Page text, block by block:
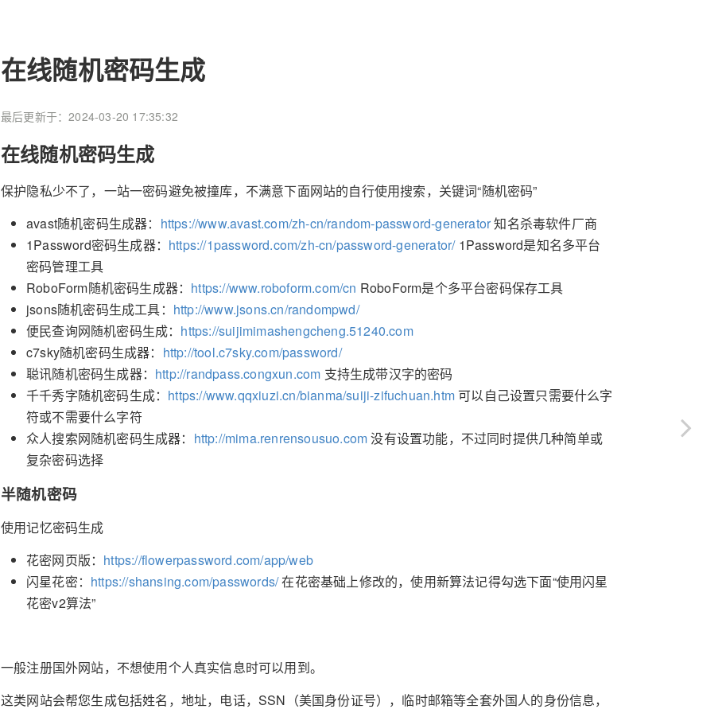
在线随机密码生成
最后更新于：2024-03-20 17:35:32
在线随机密码生成
保护隐私少不了，一站一密码避免被撞库，不满意下面网站的自行使用搜索，关键词“随机密码”
avast随机密码生成器： https://www.avast.com/zh-cn/random-password-generator知名杀毒软件厂商
1Password密码生成器： https://1password.com/zh-cn/password-generator/1Password是知名多平台
密码管理工具
RoboForm随机密码生成器： https://www.roboform.com/cn RoboForm是个多平台密码保存工具
jsons随机密码生成工具： http://www.jsons.cn/randompwd/
便民查询网随机密码生成： https://suijimimashengcheng.51240.com
c7sky随机密码生成器： http://tool.c7sky.com/password/
聪讯随机密码生成器： http://randpass.congxun.com 支持生成带汉字的密码
千千秀字随机密码生成： https://www.qqxiuzi.cn/bianma/suiji-zifuchuan.htm 可以自己设置只需要什么字
符或不需要什么字符
众人搜索网随机密码生成器： http://mima.renrensousuo.com没有设置功能，不过同时提供几种简单或
复杂密码选择
半随机密码
使用记忆密码生成
花密网页版： https://flowerpassword.com/app/web
闪星花密： https://shansing.com/passwords/在花密基础上修改的，使用新算法记得勾选下面“使用闪星
花密v2算法”
一般注册国外网站，不想使用个人真实信息时可以用到。
这类网站会帮您生成包括姓名，地址，电话，SSN（美国身份证号），临时邮箱等全套外国人的身份信息，